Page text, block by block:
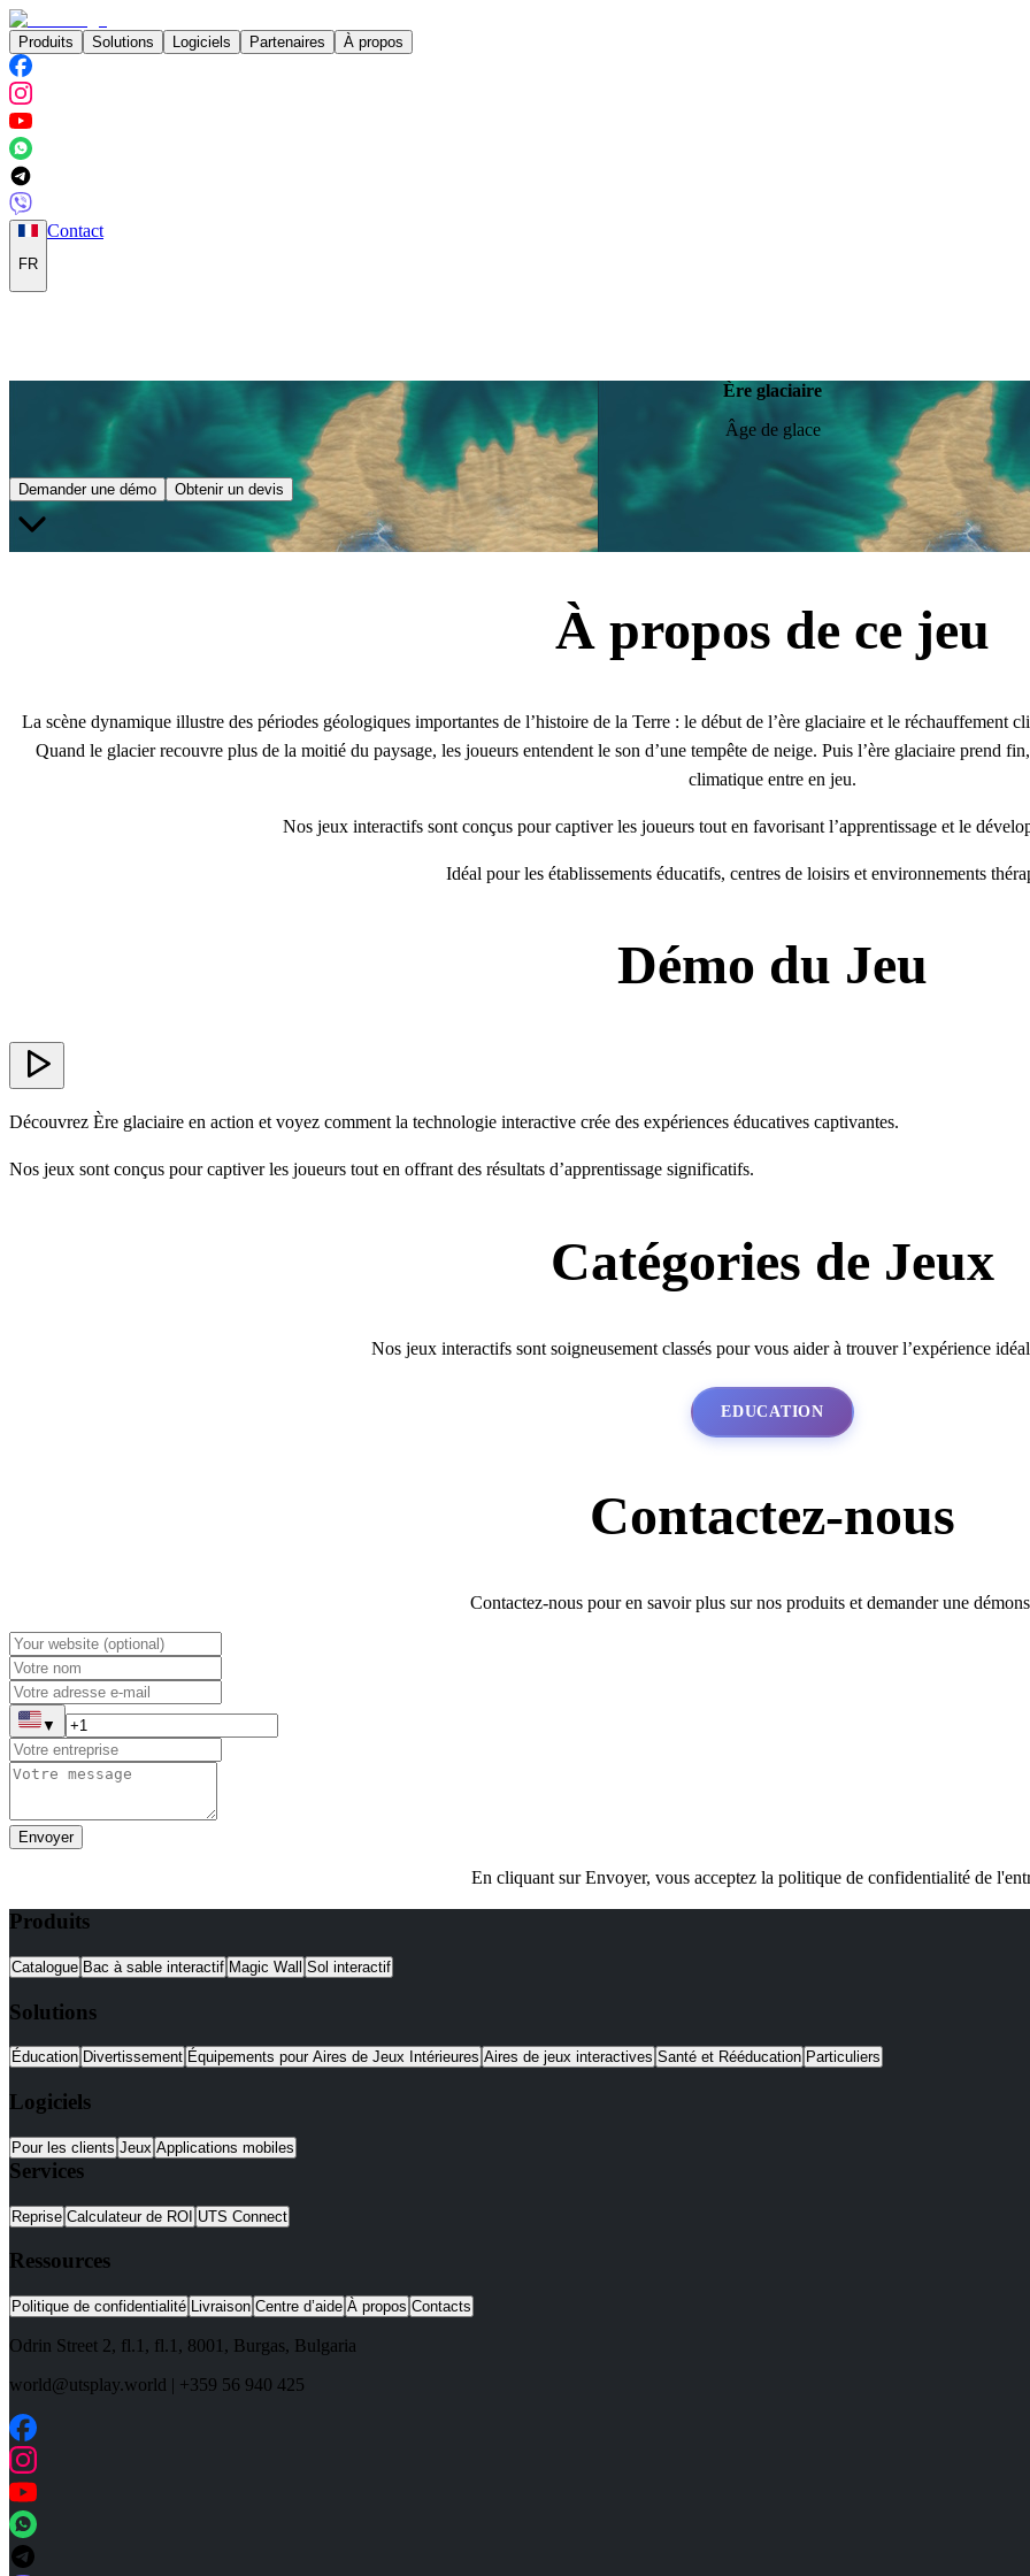
Produits Solutions Logiciels Partenaires À propos
FR
Contact
Ère glaciaire
Âge de glace
Demander une démo Obtenir un devis
À propos de ce jeu
La scène dynamique illustre des périodes géologiques importantes de l’histoire de la Terre : le début de l’ère glaciaire et le réchauffement
Quand le glacier recouvre plus de la moitié du paysage, les joueurs entendent le son d’une tempête de neige. Puis l’ère glaciaire prend
climatique entre en jeu.
Nos jeux interactifs sont conçus pour captiver les joueurs tout en favorisant l’apprentissage et le
Idéal pour les établissements éducatifs, centres de loisirs et environnements
Démo du Jeu
Découvrez Ère glaciaire en action et voyez comment la technologie interactive crée des expériences éducatives captivantes.
Nos jeux sont conçus pour captiver les joueurs tout en offrant des résultats d’apprentissage significatifs.
Catégories de Jeux
Nos jeux interactifs sont soigneusement classés pour vous aider à trouver l’expérience
EDUCATION
Contactez-nous
Contactez-nous pour en savoir plus sur nos produits et demander une
▼
Envoyer
En cliquant sur Envoyer, vous acceptez la politique de confidentialité de
Produits
Catalogue Bac à sable interactif Magic Wall Sol interactif
Solutions
Éducation Divertissement Équipements pour Aires de Jeux Intérieures Aires de jeux interactives Santé et Rééducation Particuliers
Logiciels
Pour les clients Jeux Applications mobiles
Services
Reprise Calculateur de ROI UTS Connect
Ressources
Politique de confidentialité Livraison Centre d’aide À propos Contacts
Odrin Street 2, fl.1 , fl.1, 8001 , Burgas, Bulgaria
world@utsplay.world | +359 56 940 425